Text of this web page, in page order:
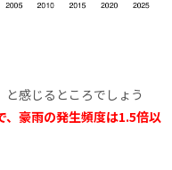
感じるところでしょう
、豪雨の発生頻度は1.5倍以